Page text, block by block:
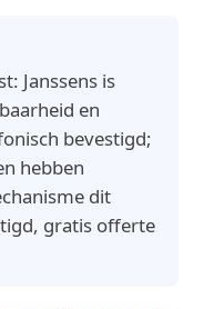
Janssens is
en
bevestigd;
hebben
dit
gratis offerte